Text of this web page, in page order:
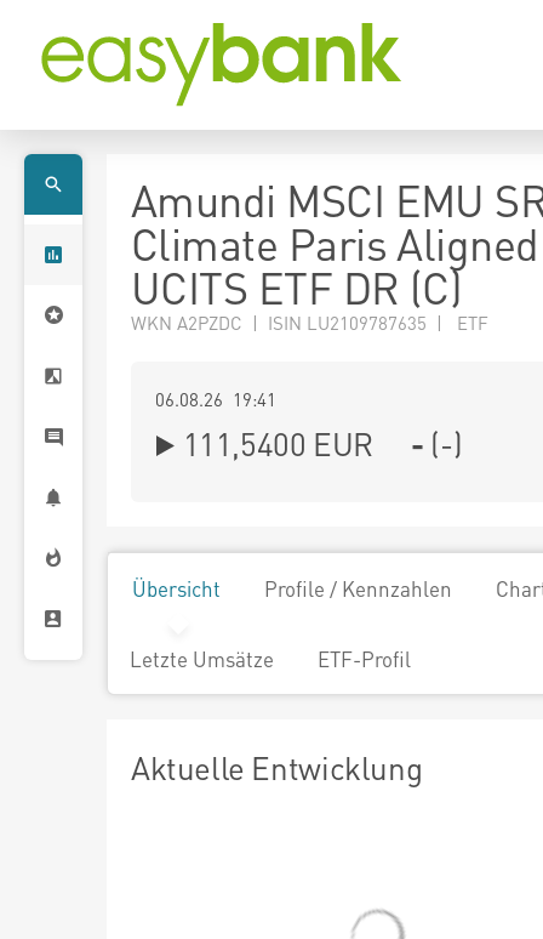
Amundi MSCI EMU
Climate Paris
UCITS ETF DR (C)
WKN A2PZDC | ISIN LU2109787635 | ETF
06.08.26 19:41
111,5400 EUR - (-)
Übersicht Profile / Kennzahlen
Letzte Umsätze ETF-Profil
Aktuelle Entwicklung